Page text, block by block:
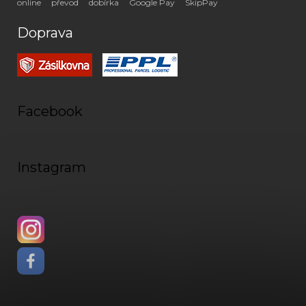
online převod dobírka Google Pay SkipPay
Doprava
Facebook
Instagram